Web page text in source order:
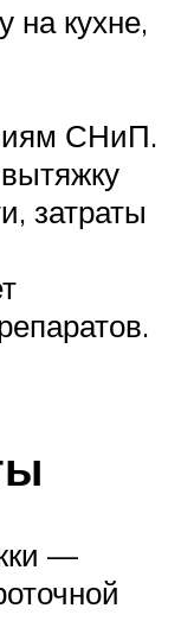
на кухне,
СНиП.
затраты
—